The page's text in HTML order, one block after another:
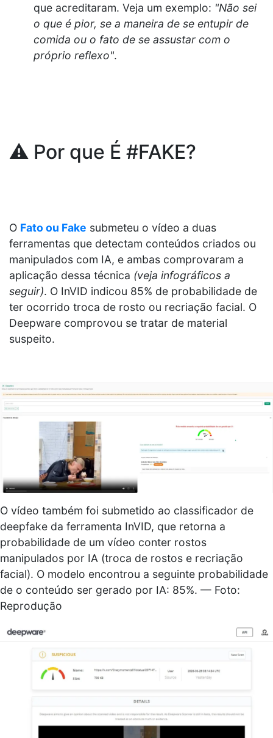
que acreditaram. Veja um exemplo: "Não sei
o que é pior, se a maneira de se entupir de
comida ou o fato de se assustar com o
próprio reflexo".
⚠️ Por que É #FAKE?
O Fato ou Fake submeteu o vídeo a duas
ferramentas que detectam conteúdos criados ou
manipulados com IA, e ambas comprovaram a
aplicação dessa técnica (veja infográficos a
seguir). O InVID indicou 85% de probabilidade de
ter ocorrido troca de rosto ou recriação facial. O
Deepware comprovou se tratar de material
suspeito.
O vídeo também foi submetido ao classificador de
deepfake da ferramenta InVID, que retorna a
probabilidade de um vídeo conter rostos
manipulados por IA (troca de rostos e recriação
facial). O modelo encontrou a seguinte probabilidade
de o conteúdo ser gerado por IA: 85%. — Foto:
Reprodução